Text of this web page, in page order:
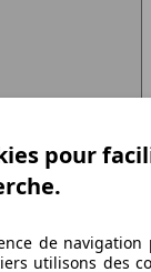
BVM6pour
de navigation
utilisons des